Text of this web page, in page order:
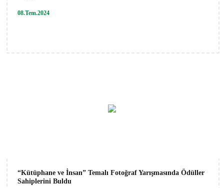
08.Tem.2024
“Kütüphane ve İnsan” Temalı Fotoğraf Yarışmasında Ödüller
Sahiplerini Buldu